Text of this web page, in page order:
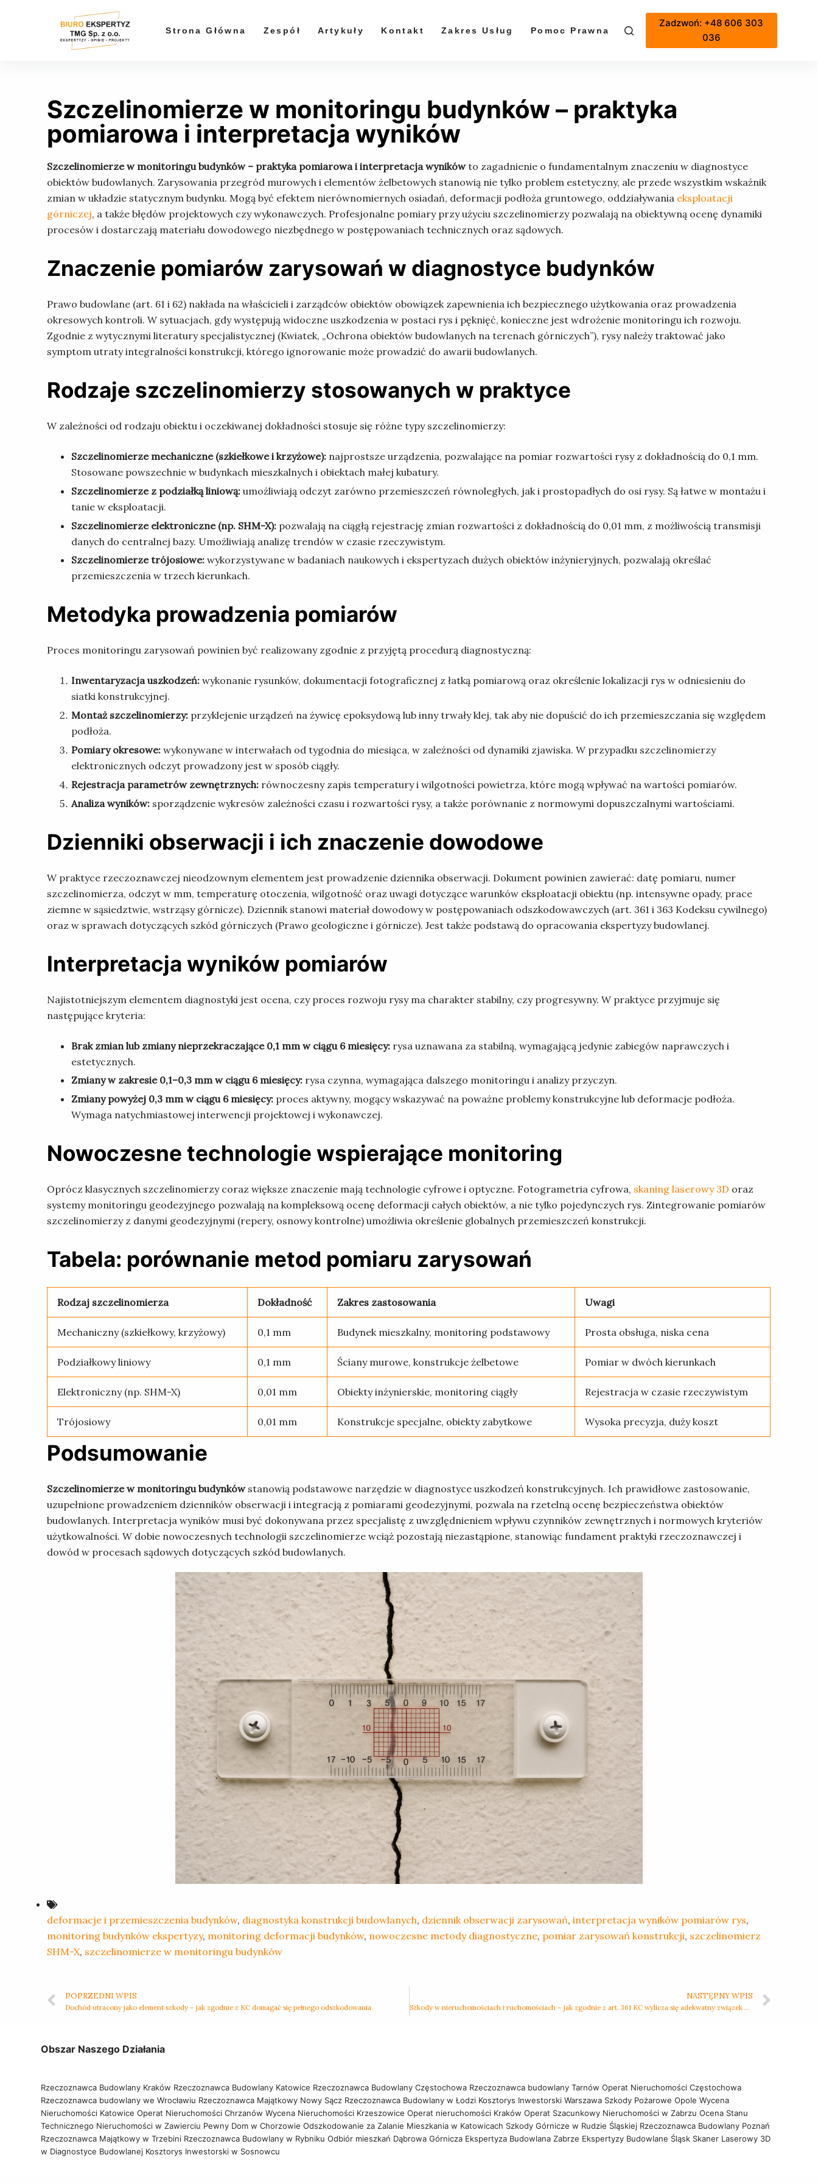
Strona Główna Zespół Artykuły Kontakt Zakres Usług Pomoc Prawna Cennik
Zadzwoń: +48 606 303
036
Szczelinomierze w monitoringu budynków – praktyka
pomiarowa i interpretacja wyników
Szczelinomierze w monitoringu budynków – praktyka pomiarowa i interpretacja wynikówto zagadnienie o fundamentalnym znaczeniu w diagnostyce
obiektów budowlanych. Zarysowania przegród murowych i elementów żelbetowych stanowią nie tylko problem estetyczny, ale przede wszystkim wskaźnik
zmian w układzie statycznym budynku. Mogą być efektem nierównomiernych osiadań, deformacji podłoża gruntowego, oddziaływania eksploatacji
górniczej, a także błędów projektowych czy wykonawczych. Profesjonalne pomiary przy użyciu szczelinomierzy pozwalają na obiektywną ocenę dynamiki
procesów i dostarczają materiału dowodowego niezbędnego w postępowaniach technicznych oraz sądowych.
Znaczenie pomiarów zarysowań w diagnostyce budynków
Prawo budowlane (art. 61 i 62) nakłada na właścicieli i zarządców obiektów obowiązek zapewnienia ich bezpiecznego użytkowania oraz prowadzenia
okresowych kontroli. W sytuacjach, gdy występują widoczne uszkodzenia w postaci rys i pęknięć, konieczne jest wdrożenie monitoringu ich rozwoju.
Zgodnie z wytycznymi literatury specjalistycznej (Kwiatek, „Ochrona obiektów budowlanych na terenach górniczych”), rysy należy traktować jako
symptom utraty integralności konstrukcji, którego ignorowanie może prowadzić do awarii budowlanych.
Rodzaje szczelinomierzy stosowanych w praktyce
W zależności od rodzaju obiektu i oczekiwanej dokładności stosuje się różne typy szczelinomierzy:
Szczelinomierze mechaniczne (szkiełkowe i krzyżowe): najprostsze urządzenia, pozwalające na pomiar rozwartości rysy z dokładnością do 0,1 mm.
Stosowane powszechnie w budynkach mieszkalnych i obiektach małej kubatury.
Szczelinomierze z podziałką liniową: umożliwiają odczyt zarówno przemieszczeń równoległych, jak i prostopadłych do osi rysy. Są łatwe w montażu i
tanie w eksploatacji.
Szczelinomierze elektroniczne (np. SHM-X): pozwalają na ciągłą rejestrację zmian rozwartości z dokładnością do 0,01 mm, z możliwością transmisji
danych do centralnej bazy. Umożliwiają analizę trendów w czasie rzeczywistym.
Szczelinomierze trójosiowe: wykorzystywane w badaniach naukowych i ekspertyzach dużych obiektów inżynieryjnych, pozwalają określać
przemieszczenia w trzech kierunkach.
Metodyka prowadzenia pomiarów
Proces monitoringu zarysowań powinien być realizowany zgodnie z przyjętą procedurą diagnostyczną:
Inwentaryzacja uszkodzeń: wykonanie rysunków, dokumentacji fotograficznej z łatką pomiarową oraz określenie lokalizacji rys w odniesieniu do
siatki konstrukcyjnej.
Montaż szczelinomierzy: przyklejenie urządzeń na żywicę epoksydową lub inny trwały klej, tak aby nie dopuścić do ich przemieszczania się względem
podłoża.
Pomiary okresowe: wykonywane w interwałach od tygodnia do miesiąca, w zależności od dynamiki zjawiska. W przypadku szczelinomierzy
elektronicznych odczyt prowadzony jest w sposób ciągły.
Rejestracja parametrów zewnętrznych: równoczesny zapis temperatury i wilgotności powietrza, które mogą wpływać na wartości pomiarów.
Analiza wyników: sporządzenie wykresów zależności czasu i rozwartości rysy, a także porównanie z normowymi dopuszczalnymi wartościami.
Dzienniki obserwacji i ich znaczenie dowodowe
W praktyce rzeczoznawczej nieodzownym elementem jest prowadzenie dziennika obserwacji. Dokument powinien zawierać: datę pomiaru, numer
szczelinomierza, odczyt w mm, temperaturę otoczenia, wilgotność oraz uwagi dotyczące warunków eksploatacji obiektu (np. intensywne opady, prace
ziemne w sąsiedztwie, wstrząsy górnicze). Dziennik stanowi materiał dowodowy w postępowaniach odszkodowawczych (art. 361 i 363 Kodeksu cywilnego)
oraz w sprawach dotyczących szkód górniczych (Prawo geologiczne i górnicze). Jest także podstawą do opracowania ekspertyzy budowlanej.
Interpretacja wyników pomiarów
Najistotniejszym elementem diagnostyki jest ocena, czy proces rozwoju rysy ma charakter stabilny, czy progresywny. W praktyce przyjmuje się
następujące kryteria:
Brak zmian lub zmiany nieprzekraczające 0,1 mm w ciągu 6 miesięcy: rysa uznawana za stabilną, wymagającą jedynie zabiegów naprawczych i
estetycznych.
Zmiany w zakresie 0,1–0,3 mm w ciągu 6 miesięcy: rysa czynna, wymagająca dalszego monitoringu i analizy przyczyn.
Zmiany powyżej 0,3 mm w ciągu 6 miesięcy: proces aktywny, mogący wskazywać na poważne problemy konstrukcyjne lub deformacje podłoża.
Wymaga natychmiastowej interwencji projektowej i wykonawczej.
Nowoczesne technologie wspierające monitoring
Oprócz klasycznych szczelinomierzy coraz większe znaczenie mają technologie cyfrowe i optyczne. Fotogrametria cyfrowa, skaning laserowy 3D oraz
systemy monitoringu geodezyjnego pozwalają na kompleksową ocenę deformacji całych obiektów, a nie tylko pojedynczych rys. Zintegrowanie pomiarów
szczelinomierzy z danymi geodezyjnymi (repery, osnowy kontrolne) umożliwia określenie globalnych przemieszczeń konstrukcji.
Tabela: porównanie metod pomiaru zarysowań
Rodzaj szczelinomierza Dokładność Zakres zastosowania Uwagi
Mechaniczny (szkiełkowy, krzyżowy) 0,1 mm Budynek mieszkalny, monitoring podstawowy Prosta obsługa, niska cena
Podziałkowy liniowy 0,1 mm Ściany murowe, konstrukcje żelbetowe Pomiar w dwóch kierunkach
Elektroniczny (np. SHM-X) 0,01 mm Obiekty inżynierskie, monitoring ciągły Rejestracja w czasie rzeczywistym
Trójosiowy 0,01 mm Konstrukcje specjalne, obiekty zabytkowe Wysoka precyzja, duży koszt
Podsumowanie
Szczelinomierze w monitoringu budynkówstanowią podstawowe narzędzie w diagnostyce uszkodzeń konstrukcyjnych. Ich prawidłowe zastosowanie,
uzupełnione prowadzeniem dzienników obserwacji i integracją z pomiarami geodezyjnymi, pozwala na rzetelną ocenę bezpieczeństwa obiektów
budowlanych. Interpretacja wyników musi być dokonywana przez specjalistę z uwzględnieniem wpływu czynników zewnętrznych i normowych kryteriów
użytkowalności. W dobie nowoczesnych technologii szczelinomierze wciąż pozostają niezastąpione, stanowiąc fundament praktyki rzeczoznawczej i
dowód w procesach sądowych dotyczących szkód budowlanych.
deformacje i przemieszczenia budynków, diagnostyka konstrukcji budowlanych, dziennik obserwacji zarysowań,interpretacja wyników pomiarów rys,
monitoring budynków ekspertyzy, monitoring deformacji budynków, nowoczesne metody diagnostyczne, pomiar zarysowań konstrukcji, szczelinomierz
SHM-X, szczelinomierze w monitoringu budynków
POPRZEDNI WPIS
Dochód utracony jako element szkody – jak zgodnie z KC domagać się pełnego odszkodowania
NASTĘPNY WPIS
Szkody w nieruchomościach i ruchomościach – jak zgodnie z art. 361 KC wylicza się adekwatny związek przyczynowy
Obszar Naszego Działania
Rzeczoznawca Budowlany Kraków Rzeczoznawca Budowlany Katowice Rzeczoznawca Budowlany Częstochowa Rzeczoznawca budowlany Tarnów Operat Nieruchomości Częstochowa
Rzeczoznawca budowlany we Wrocławiu Rzeczoznawca Majątkowy Nowy Sącz Rzeczoznawca Budowlany w Łodzi Kosztorys Inwestorski Warszawa Szkody Pożarowe OpoleWycena
Nieruchomości Katowice Operat Nieruchomości Chrzanów Wycena Nieruchomości KrzeszowiceOperat nieruchomości Kraków Operat Szacunkowy Nieruchomości w ZabrzuOcena Stanu
Technicznego Nieruchomości w Zawierciu Pewny Dom w Chorzowie Odszkodowanie za Zalanie Mieszkania w Katowicach Szkody Górnicze w Rudzie Śląskiej Rzeczoznawca Budowlany Poznań
Rzeczoznawca Majątkowy w Trzebini Rzeczoznawca Budowlany w RybnikuOdbiór mieszkań Dąbrowa Górnicza Ekspertyza Budowlana Zabrze Ekspertyzy Budowlane Śląsk Skaner Laserowy 3D
w Diagnostyce Budowlanej Kosztorys Inwestorski w Sosnowcu